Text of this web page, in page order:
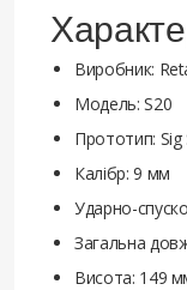
Виробник:
Модель: S20
Прототип: Sig
Калібр: 9 мм
Ударно-
Загальна
Висота: 149